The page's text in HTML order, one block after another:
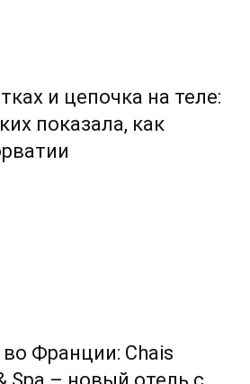
и цепочка на теле:
показала, как
во Франции: Chais